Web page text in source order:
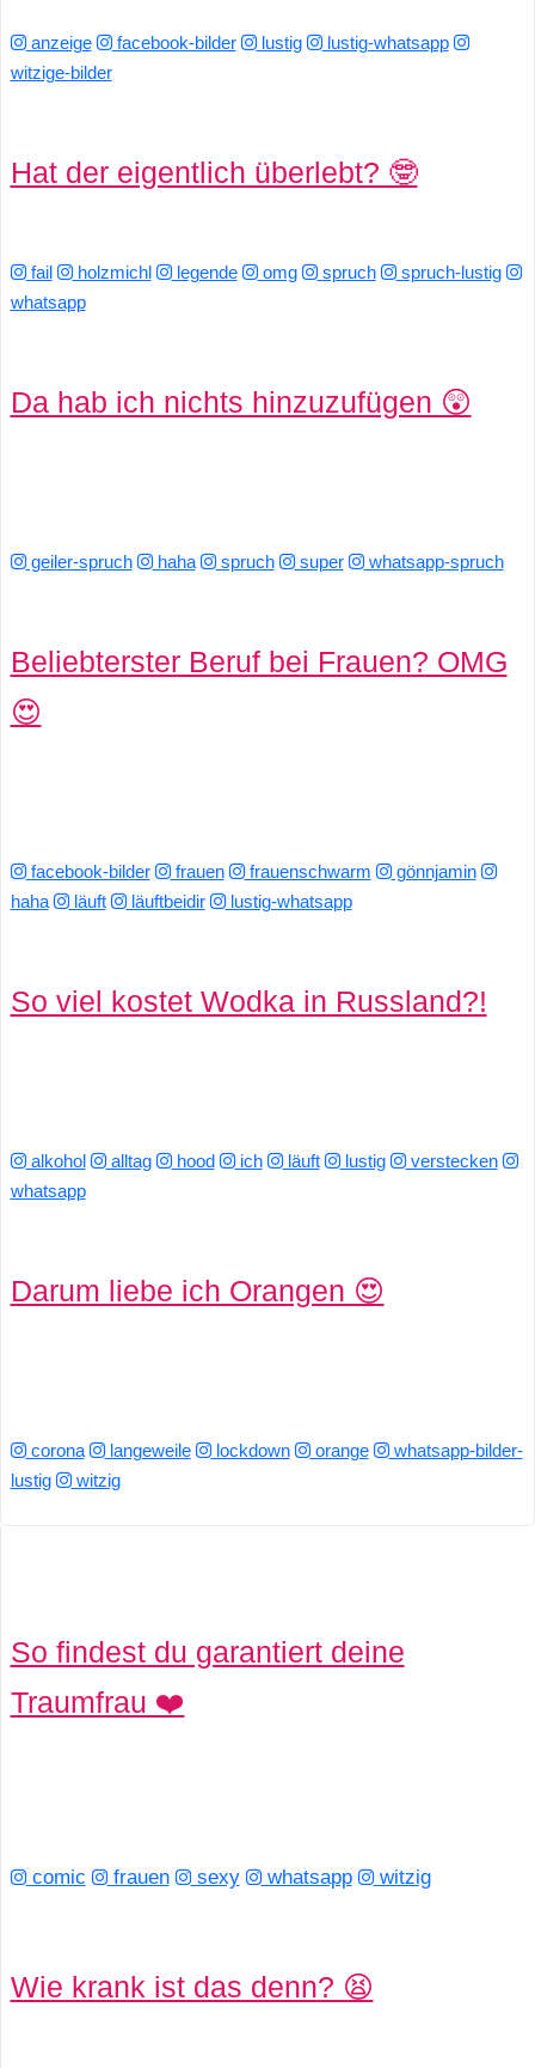
anzeige facebook-bilder lustig
lustig-whatsapp
witzige-bilder
Hat der eigentlich überlebt? 🤓
fail holzmichl legende omg spruch
spruch-lustig
whatsapp
Da hab ich nichts hinzuzufügen 😲
geiler-spruch haha spruch super whatsapp-spruch
Beliebterster Beruf bei Frauen? OMG
😍
facebook-bilder frauen frauenschwarm
gönnjamin
haha
läuft läuftbeidir lustig-whatsapp
So viel kostet Wodka in Russland?!
alkohol alltag hood ich läuft lustig
verstecken
whatsapp
Darum liebe ich Orangen 😍
corona langeweile lockdown orange
whatsapp-bilder-
lustig
witzig
So findest du garantiert deine
Traumfrau ❤️
comic frauen sexy whatsapp witzig
Wie krank ist das denn? 😫